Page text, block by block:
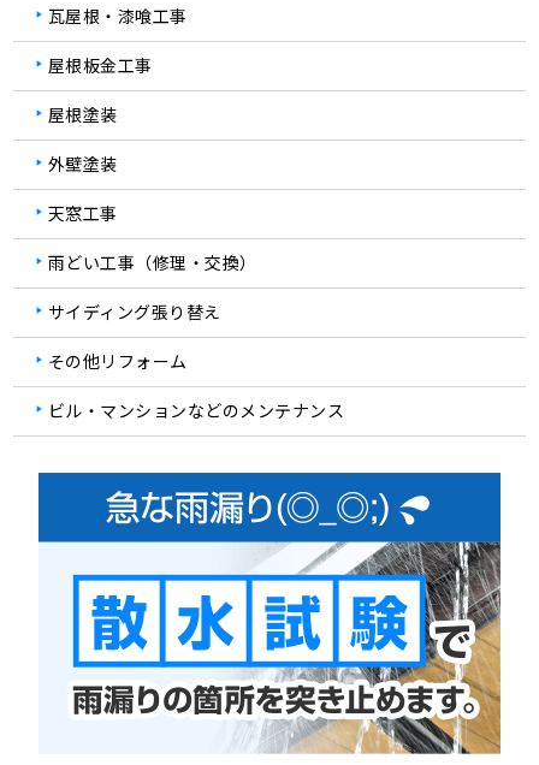
瓦屋根・漆喰工事
屋根板金工事
屋根塗装
外壁塗装
天窓工事
雨どい工事（修理・交換）
サイディング張り替え
その他リフォーム
ビル・マンションなどのメンテナンス